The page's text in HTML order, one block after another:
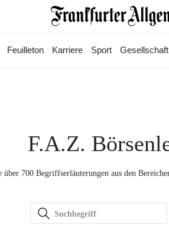
Feuilleton Karriere Sport Gesellschaft
F.A.Z.
700 Begriffserläuterungen aus den